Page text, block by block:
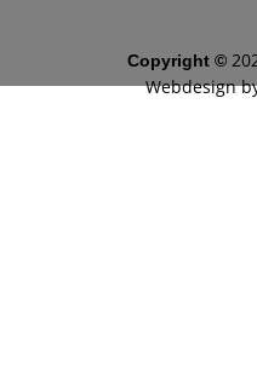
Copyright ©
Webdesign